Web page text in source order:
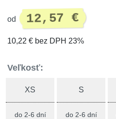
od 12,57 €
10,22 € bez DPH 23%
Veľkosť:
XS
do 2-6 dní
S
do 2-6 dní